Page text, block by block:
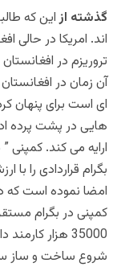
گذشته از
اند. امریکا در حالی
تروریزم در
آن زمان در
ای است برای پنهان
هایی در پشت پرده
امضا نموده است که
35000 هزار